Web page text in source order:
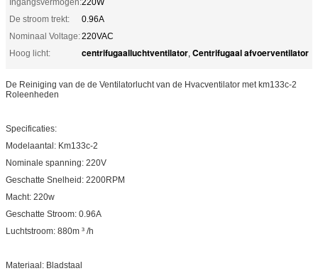
Ingangsvermogen:220W
De stroom trekt:
0.96A
Nominaal Voltage:220VAC
Hoog licht:
centrifugaalluchtventilator, Centrifugaal afvoerventilator
De Reiniging van de de Ventilatorlucht van de Hvacventilator met km133c-2
Roleenheden
Specificaties:
Modelaantal: Km133c-2
Nominale spanning: 220V
Geschatte Snelheid: 2200RPM
Macht: 220w
Geschatte Stroom: 0.96A
Luchtstroom: 880m ³ /h
Materiaal: Bladstaal